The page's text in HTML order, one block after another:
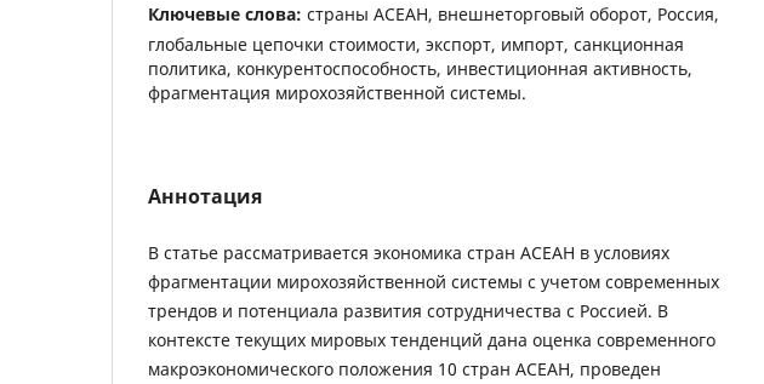
Ключевые слова: страны АСЕАН, внешнеторговый оборот, Россия,
глобальные цепочки стоимости, экспорт, импорт, санкционная
политика, конкурентоспособность, инвестиционная активность,
фрагментация мирохозяйственной системы.
Аннотация
В статье рассматривается экономика стран АСЕАН в условиях
фрагментации мирохозяйственной системы с учетом современных
трендов и потенциала развития сотрудничества с Россией. В
контексте текущих мировых тенденций дана оценка современного
макроэкономического положения 10 стран АСЕАН, проведен